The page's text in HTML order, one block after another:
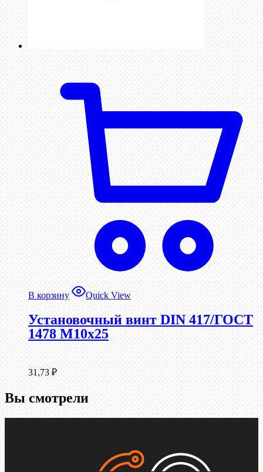
В корзину Quick View
Установочный винт DIN 417/ГОСТ
1478 М10х25
31,73 ₽
Вы смотрели